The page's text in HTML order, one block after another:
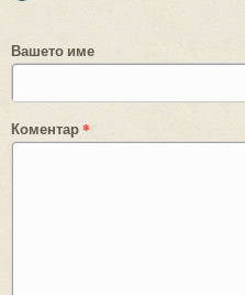
Вашето име
Коментар*